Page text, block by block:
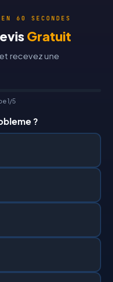
60 SECONDES
Gratuit
recevez une
1/5
?